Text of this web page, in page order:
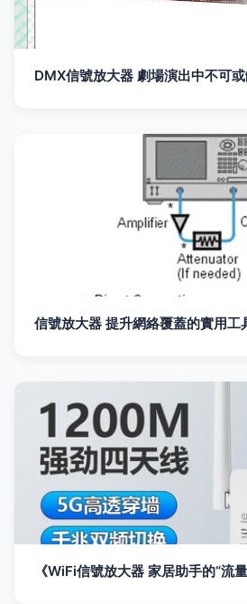
DMX信號放大器 劇場演出中不可
信號放大器 提升網絡覆蓋的實用工
《WiFi信號放大器 家居助手的“流